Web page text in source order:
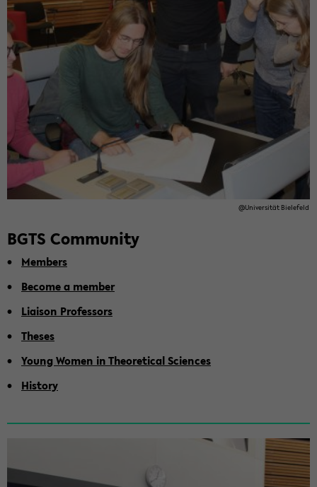
@Uni­ver­sität Biele­feld
BGTS Com­mu­nity
Mem­bers
Be­come a mem­ber
Li­ai­son Pro­fes­sors
The­ses
Young Women in The­o­ret­i­cal Sci­ences
His­tory